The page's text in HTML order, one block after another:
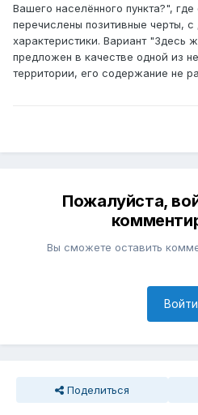
Вашего населённого пункта?",
перечислены позитивные черты, с
характеристики. Вариант "Здесь
предложен в качестве одной из
территории, его содержание не
Пожалуйста,
Вы сможете оставить
Войти
Поделиться